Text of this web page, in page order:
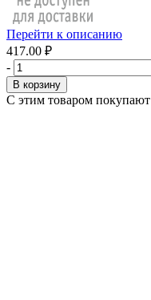
Перейти к описанию
417.00 ₽
-
В корзину
С этим товаром покупают